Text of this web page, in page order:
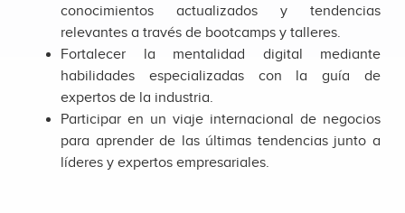
conocimientos actualizados y tendencias
relevantes a través de bootcamps y talleres.
Fortalecer la mentalidad digital mediante
habilidades especializadas con la guía de
expertos de la industria.
Participar en un viaje internacional de negocios
para aprender de las últimas tendencias junto a
líderes y expertos empresariales.